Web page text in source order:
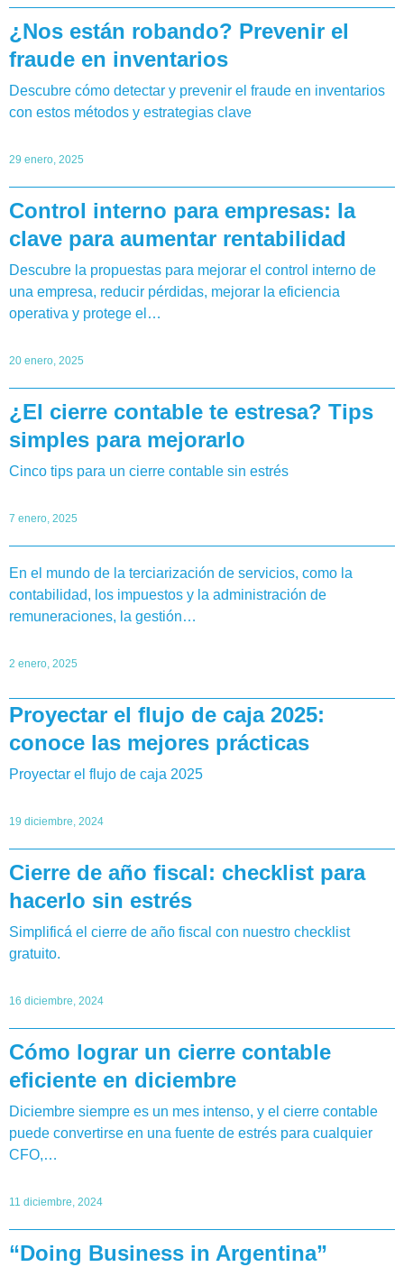
¿Nos están robando? Prevenir el
fraude en inventarios
Descubre cómo detectar y prevenir el fraude en inventarios
con estos métodos y estrategias clave
29 enero, 2025
Control interno para empresas: la
clave para aumentar rentabilidad
Descubre la propuestas para mejorar el control interno de
una empresa, reducir pérdidas, mejorar la eficiencia
operativa y protege el…
20 enero, 2025
¿El cierre contable te estresa? Tips
simples para mejorarlo
Cinco tips para un cierre contable sin estrés
7 enero, 2025
En el mundo de la terciarización de servicios, como la
contabilidad, los impuestos y la administración de
remuneraciones, la gestión…
2 enero, 2025
Proyectar el flujo de caja 2025:
conoce las mejores prácticas
Proyectar el flujo de caja 2025
19 diciembre, 2024
Cierre de año fiscal: checklist para
hacerlo sin estrés
Simplificá el cierre de año fiscal con nuestro checklist
gratuito.
16 diciembre, 2024
Cómo lograr un cierre contable
eficiente en diciembre
Diciembre siempre es un mes intenso, y el cierre contable
puede convertirse en una fuente de estrés para cualquier
CFO,…
11 diciembre, 2024
“Doing Business in Argentina”